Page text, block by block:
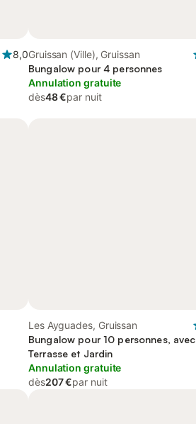
8,0Gruissan (Ville), Gruissan
Bungalow pour 4 personnes
Annulation gratuite
dès48 €par nuit
Les Ayguades, Gruissan
Bungalow pour 10 personnes, avec
Terrasse et Jardin
Annulation gratuite
dès207 €par nuit